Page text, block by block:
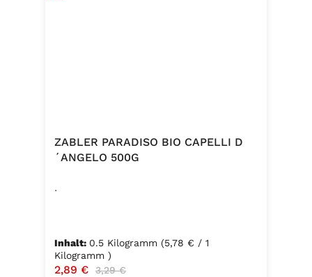
ZABLER PARADISO BIO CAPELLI D
´ANGELO 500G
.
Inhalt: 0.5 Kilogramm (5,78 € / 1
Kilogramm )
Verkaufspreis:
2,89 € Regulärer Preis:
3,29 €